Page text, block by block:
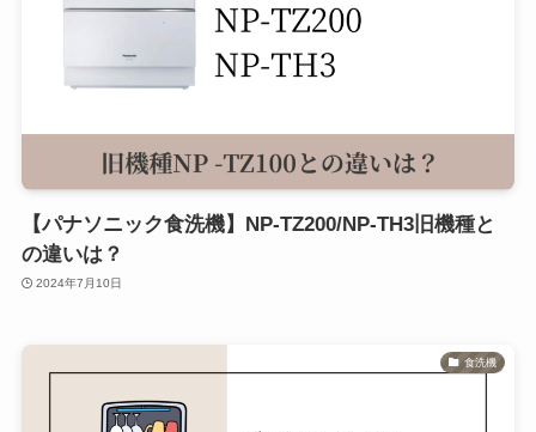
【パナソニック食洗機】NP-TZ200/NP-TH3旧機種と
の違いは？
2024年7月10日
食洗機